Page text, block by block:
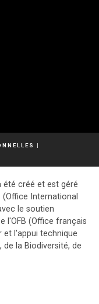
|
été créé et est géré
(Office International
le soutien
l'OFB (Office français
et l'appui technique
la Biodiversité, de